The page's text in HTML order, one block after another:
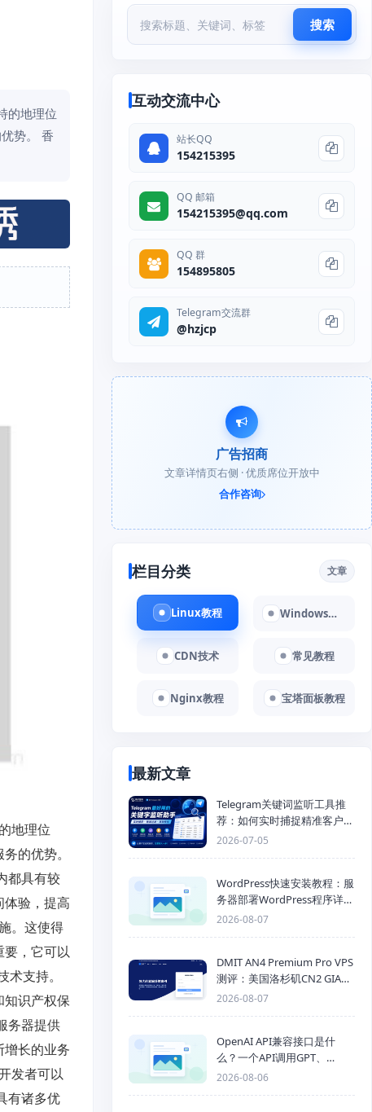
的地理位
势。 香
地理位
的优势。
都具有较
验，提高
。这使得
，它可以
支持。
识产权保
务器提供
长的业务
发者可以
有诸多优
搜索
互动交流中心
站长QQ
154215395
QQ 邮箱
154215395@qq.com
QQ 群
154895805
Telegram交流群
@hzjcp
广告招商
文章详情页右侧 · 优质席位开放中
合作咨询
栏目分类 文章
Linux教程 Windows教程
CDN技术 常见教程
Nginx教程 宝塔面板教程
最新文章
Telegram关键词监听工具推
荐：如何实时捕捉精准客户，
提高获客效率？
2026-07-05
WordPress快速安装教程：服
务器部署WordPress程序详细
步骤
2026-08-07
DMIT AN4 Premium Pro VPS
测评：美国洛杉矶CN2 GIA三
网优化线路性能测试
2026-08-07
OpenAI API兼容接口是什
么？一个API调用GPT、
Claude、Gemini、DeepSeek
2026-08-06